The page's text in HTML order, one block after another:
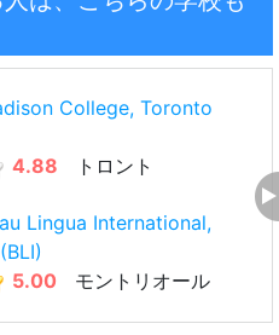
College, Toronto
4.88
トロント
Lingua International,
5.00
モントリオール